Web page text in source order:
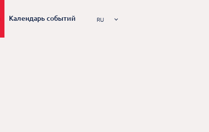
Календарь событий RU